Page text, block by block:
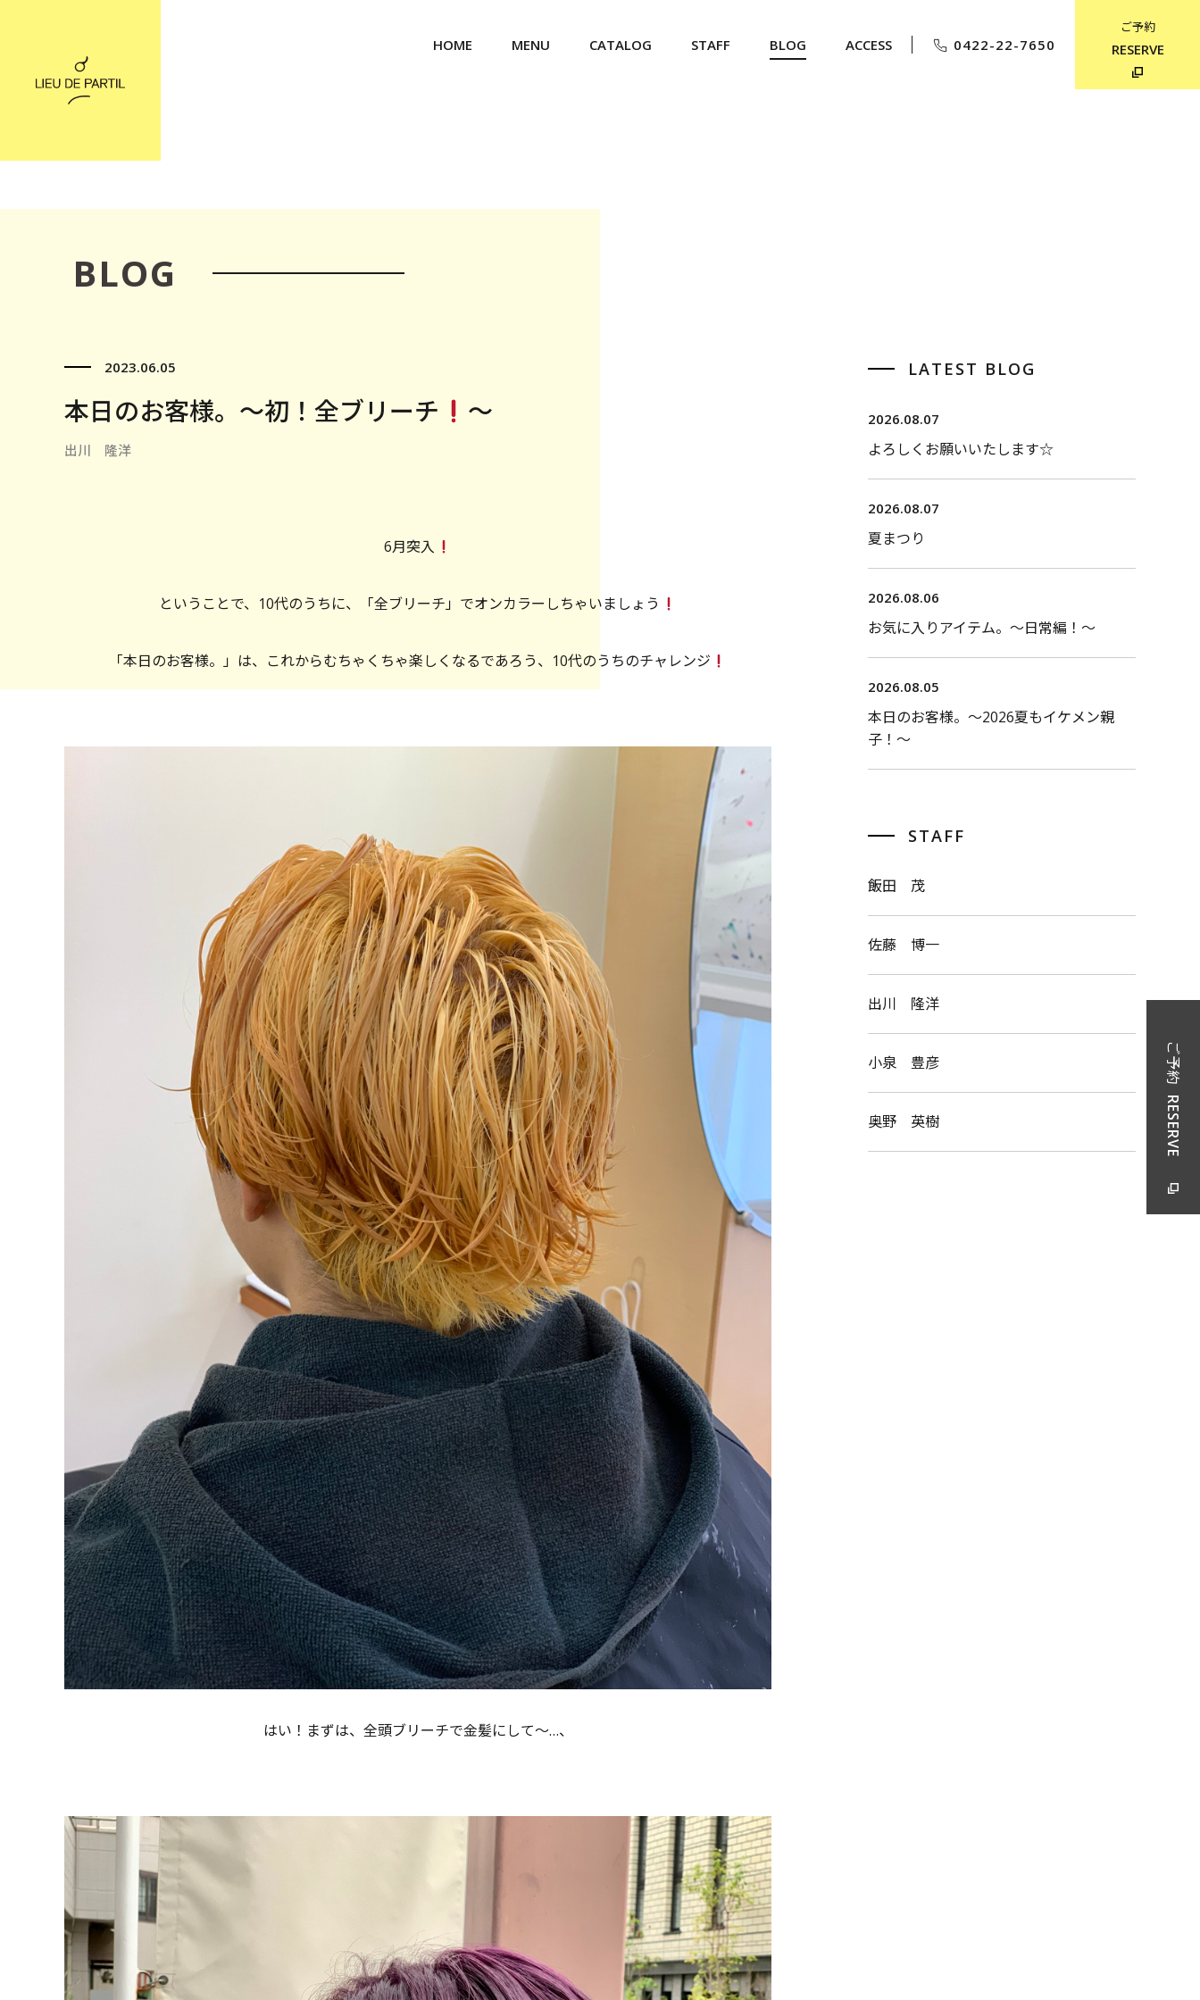
HOME MENU CATALOG STAFF BLOG ACCESS 0422-22-7650
ご予約
RESERVE
BLOG
2023.06.05
本日のお客様。〜初！全ブリーチ 〜
出川 隆洋
6月突入
ということで、10代のうちに、「全ブリーチ」でオンカラーしちゃいましょう
「本日のお客様。」は、これからむちゃくちゃ楽しくなるであろう、10代のうちのチャレンジ
はい！まずは、全頭ブリーチで金髪にして〜…、
LATEST BLOG
2026.08.07
よろしくお願いいたします☆
2026.08.07
夏まつり
2026.08.06
お気に入りアイテム。〜日常編！〜
2026.08.05
本日のお客様。〜2026夏もイケメン親
子！〜
STAFF
飯田 茂
佐藤 博一
出川 隆洋
小泉 豊彦
奥野 英樹
ご予約
RESERVE